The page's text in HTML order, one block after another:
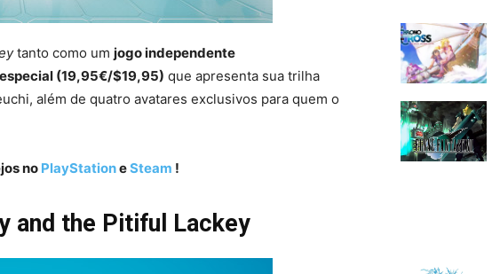
tanto como um jogo independente
(19,95€/$19,95) que apresenta sua trilha
além de quatro avatares exclusivos para quem o
no PlayStationeSteam !
and the Pitiful Lackey